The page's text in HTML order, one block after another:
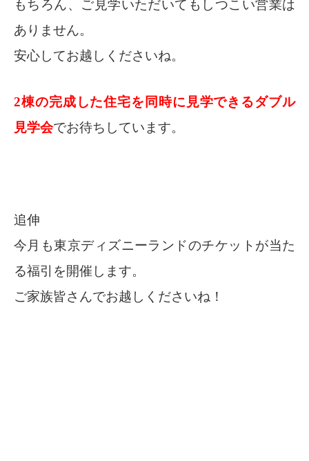
もちろん、ご見学いただいてもしつこい営業は
ありません。
安心してお越しくださいね。
2棟の完成した住宅を同時に見学できるダブル
見学会でお待ちしています。
追伸
今月も東京ディズニーランドのチケットが当た
る福引を開催します。
ご家族皆さんでお越しくださいね！